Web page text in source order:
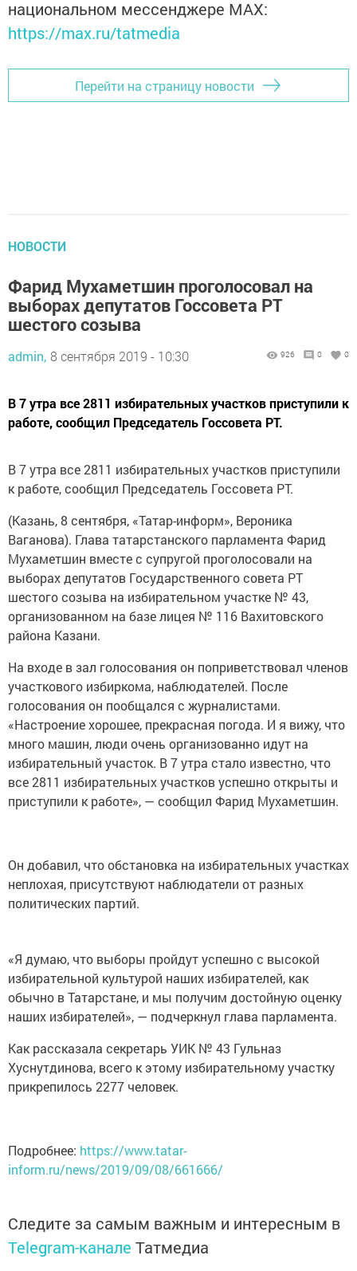
национальном мессенджере MАХ:
https://max.ru/tatmedia
Перейти на страницу новости
НОВОСТИ
Фарид Мухаметшин проголосовал на
выборах депутатов Госсовета РТ
шестого созыва
admin, 8 сентября 2019 - 10:30 926 0 0
В 7 утра все 2811 избирательных участков приступили к
работе, сообщил Председатель Госсовета РТ.
В 7 утра все 2811 избирательных участков приступили
к работе, сообщил Председатель Госсовета РТ.
(Казань, 8 сентября, «Татар-информ», Вероника
Ваганова). Глава татарстанского парламента Фарид
Мухаметшин вместе с супругой проголосовали на
выборах депутатов Государственного совета РТ
шестого созыва на избирательном участке № 43,
организованном на базе лицея № 116 Вахитовского
района Казани.
На входе в зал голосования он поприветствовал членов
участкового избиркома, наблюдателей. После
голосования он пообщался с журналистами.
«Настроение хорошее, прекрасная погода. И я вижу, что
много машин, люди очень организованно идут на
избирательный участок. В 7 утра стало известно, что
все 2811 избирательных участков успешно открыты и
приступили к работе», — сообщил Фарид Мухаметшин.
Он добавил, что обстановка на избирательных участках
неплохая, присутствуют наблюдатели от разных
политических партий.
«Я думаю, что выборы пройдут успешно с высокой
избирательной культурой наших избирателей, как
обычно в Татарстане, и мы получим достойную оценку
наших избирателей», — подчеркнул глава парламента.
Как рассказала секретарь УИК № 43 Гульназ
Хуснутдинова, всего к этому избирательному участку
прикрепилось 2277 человек.
Подробнее: https://www.tatar-
inform.ru/news/2019/09/08/661666/
Следите за самым важным и интересным в
Telegram-канале Татмедиа